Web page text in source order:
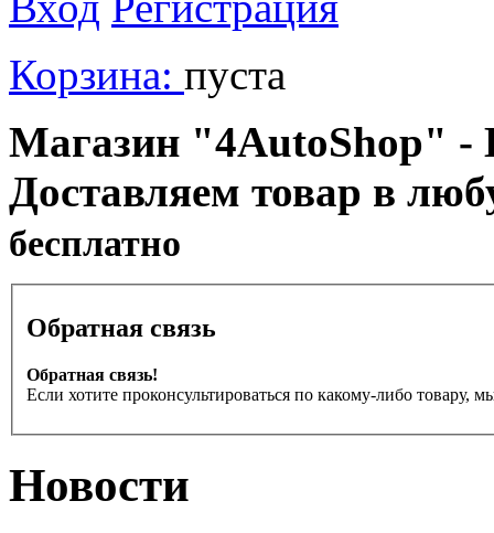
Корзина: пуста
Магазин "4AutoShop" -
Доставляем товар в
бесплатно
Обратная связь
Обратная связь!
Если хотите проконсультироваться по какому-либо товару,
Новости